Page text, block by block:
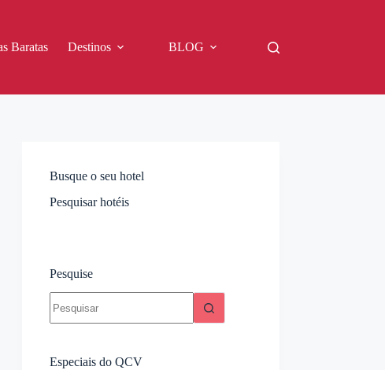
Baratas Destinos BLOG
Busque o seu hotel
Pesquisar hotéis
Pesquise
resultados
Especiais do QCV